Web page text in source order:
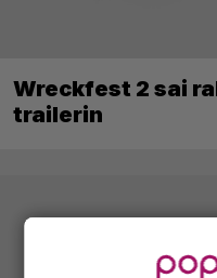
Wreckfest 2 sai
trailerin